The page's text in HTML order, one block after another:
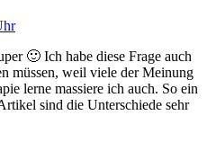
🙂 Ich habe diese Frage auch
müssen, weil viele der Meinung
lerne massiere ich auch. So ein
sind die Unterschiede sehr